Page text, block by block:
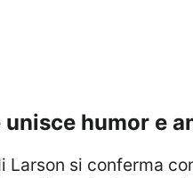
unisce humor e